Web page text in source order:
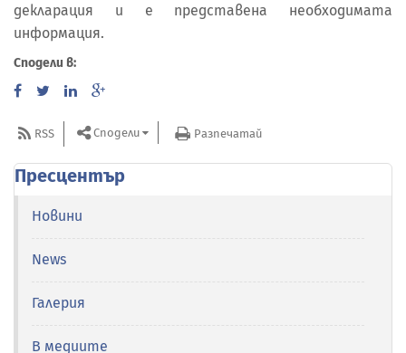
декларация и е представена необходимата
информация.
Сподели в:
RSS Сподели Разпечатай
Пресцентър
Новини
News
Галерия
В медиите